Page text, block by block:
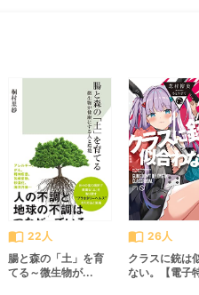
import_contacts 22人
腸と森の「土」を育
てる～微生物が...
import_contacts 26人
クラスに銃は
ない。【電子